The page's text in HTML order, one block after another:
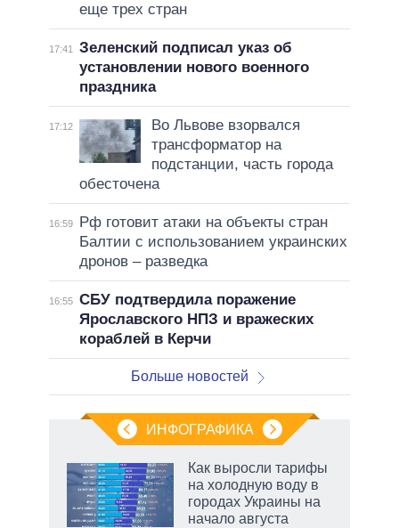
еще трех стран
17:41
Зеленский подписал указ об
установлении нового военного
праздника
17:12
Во Львове взорвался
трансформатор на
подстанции, часть города
обесточена
16:59
Рф готовит атаки на объекты стран
Балтии с использованием украинских
дронов – разведка
16:55 СБУ подтвердила поражение
Ярославского НПЗ и вражеских
кораблей в Керчи
Больше новостей
ИНФОГРАФИКА
Как выросли тарифы
на холодную воду в
городах Украины на
начало августа